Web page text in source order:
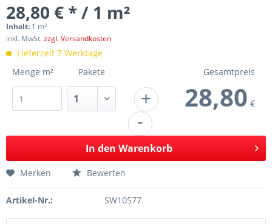
28,80 € * / 1 m²
Inhalt: 1 m²
inkl. MwSt.zzgl. Versandkosten
Lieferzeit 7 Werktage
Menge m²
Pakete
+
-
Gesamtpreis
28,80 €
In den Warenkorb
Merken Bewerten
Artikel-Nr.: SW10577